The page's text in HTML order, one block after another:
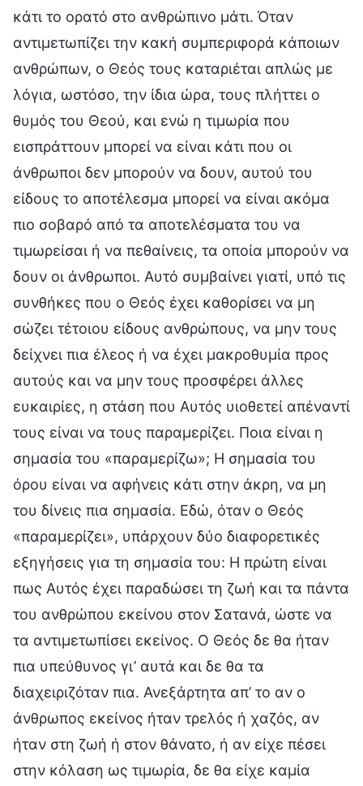
κάτι το ορατό στο ανθρώπινο μάτι. Όταν
αντιμετωπίζει την κακή συμπεριφορά κάποιων
ανθρώπων, ο Θεός τους καταριέται απλώς με
λόγια, ωστόσο, την ίδια ώρα, τους πλήττει ο
θυμός του Θεού, και ενώ η τιμωρία που
εισπράττουν μπορεί να είναι κάτι που οι
άνθρωποι δεν μπορούν να δουν, αυτού του
είδους το αποτέλεσμα μπορεί να είναι ακόμα
πιο σοβαρό από τα αποτελέσματα του να
τιμωρείσαι ή να πεθαίνεις, τα οποία μπορούν να
δουν οι άνθρωποι. Αυτό συμβαίνει γιατί, υπό τις
συνθήκες που ο Θεός έχει καθορίσει να μη
σώζει τέτοιου είδους ανθρώπους, να μην τους
δείχνει πια έλεος ή να έχει μακροθυμία προς
αυτούς και να μην τους προσφέρει άλλες
ευκαιρίες, η στάση που Αυτός υιοθετεί απέναντί
τους είναι να τους παραμερίζει. Ποια είναι η
σημασία του «παραμερίζω»; Η σημασία του
όρου είναι να αφήνεις κάτι στην άκρη, να μη
του δίνεις πια σημασία. Εδώ, όταν ο Θεός
«παραμερίζει», υπάρχουν δύο διαφορετικές
εξηγήσεις για τη σημασία του: Η πρώτη είναι
πως Αυτός έχει παραδώσει τη ζωή και τα πάντα
του ανθρώπου εκείνου στον Σατανά, ώστε να
τα αντιμετωπίσει εκείνος. Ο Θεός δε θα ήταν
πια υπεύθυνος γι’ αυτά και δε θα τα
διαχειριζόταν πια. Ανεξάρτητα απ’ το αν ο
άνθρωπος εκείνος ήταν τρελός ή χαζός, αν
ήταν στη ζωή ή στον θάνατο, ή αν είχε πέσει
στην κόλαση ως τιμωρία, δε θα είχε καμία